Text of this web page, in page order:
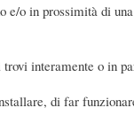
e/o in prossimità di
interamente o in
di far